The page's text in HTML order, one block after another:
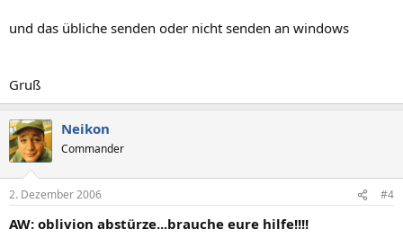
und das übliche senden oder nicht senden an windows
Gruß
Neikon
Commander
2. Dezember 2006 #4
AW: oblivion abstürze...brauche eure hilfe!!!!